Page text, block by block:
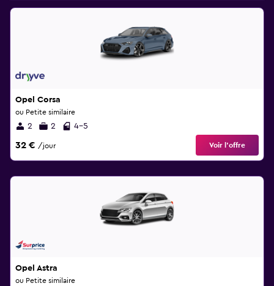
Opel Corsa
ou Petite similaire
2 2 4-5
32 € /jour Voir l’offre
Opel Astra
ou Petite similaire